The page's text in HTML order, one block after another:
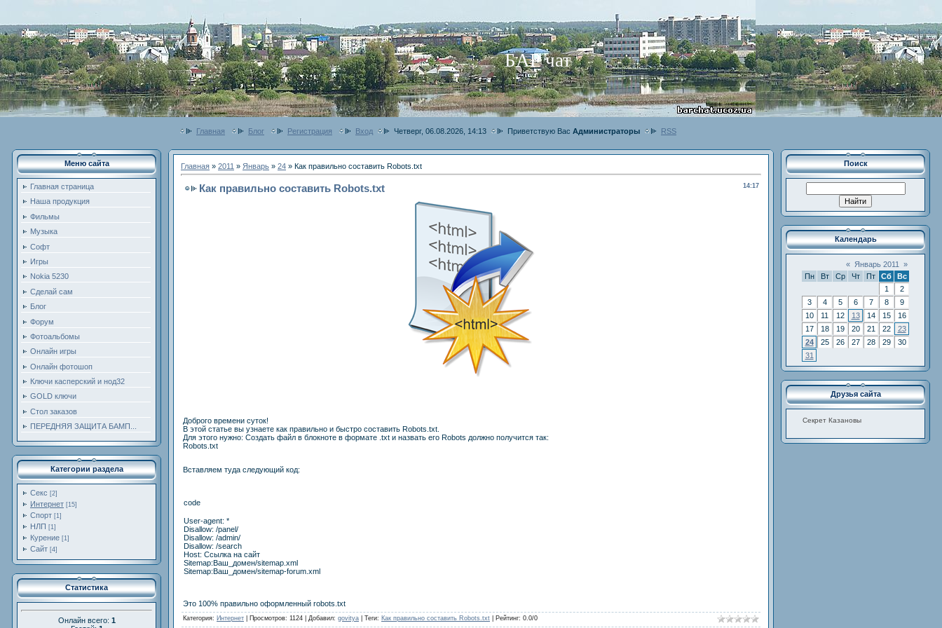
БАР чат
Главная Блог Регистрация Вход Четверг, 06.08.2026, 14:13 Приветствую Вас Администраторы RSS
Меню сайта
Главная страница
Наша продукция
Фильмы
Музыка
Софт
Игры
Nokia 5230
Сделай сам
Блог
Форум
Фотоальбомы
Онлайн игры
Онлайн фотошоп
Ключи касперский и нод32
GOLD ключи
Стол заказов
ПЕРЕДНЯЯ ЗАЩИТА БАМП...
Категории раздела
Секс [2]
Интернет [15]
Спорт [1]
НЛП [1]
Курение [1]
Сайт [4]
Статистика
Онлайн всего: 1
Главная » 2011 » Январь » 24 » Как правильно составить Robots.txt
14:17
Как правильно составить Robots.txt
Доброго времени суток!
В этой статье вы узнаете как правильно и быстро составить Robots.txt.
Для этого нужно: Создать файл в блокноте в формате .txt и назвать его Robots должно получится так:
Robots.txt
Вставляем туда следующий код:
code
User-agent: *
Disallow: /panel/
Disallow: /admin/
Disallow: /search
Host: Ссылка на сайт
Sitemap:Ваш_домен/sitemap.xml
Sitemap:Ваш_домен/sitemap-forum.xml
Это 100% правильно оформленный robots.txt
Категория: Интернет Просмотров: 1124 | Добавил: govitya Теги: Как правильно составить Robots.txt Рейтинг: 0.0/0
Поиск
Календарь
« Январь 2011
»
Пн
Вт Ср Чт Пт Сб
Вс
1
2
3
4 5 6 7 8
9
10
11 12 13 14 15
16
17
18 19 20 21 22
23
24
25 26 27 28 29
30
31
Друзья сайта
Cекрет Казановы